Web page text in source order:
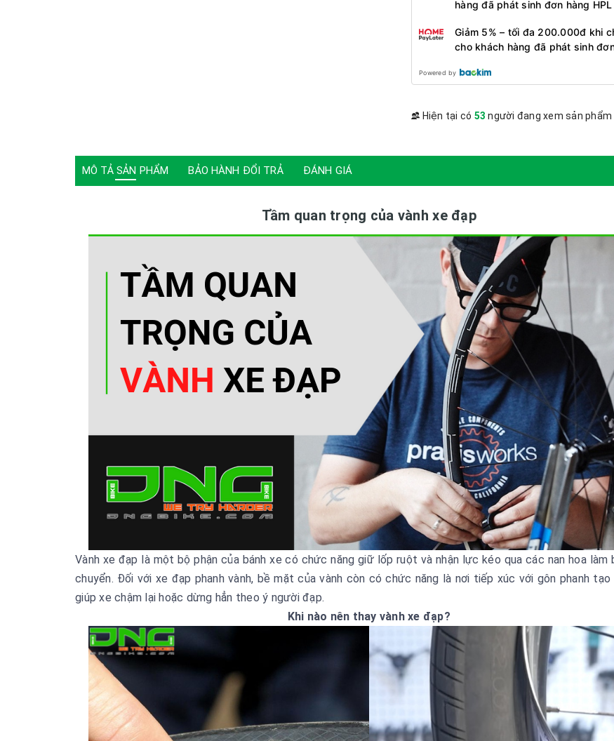
hàng đã phát sinh đơn hàng HPL
Giảm 5% – tối đa 200.000đ khi
cho khách hàng đã phát sinh
Powered by
Hiện tại có 53 người đang xem sản phẩm
MÔ TẢ SẢN PHẨM BẢO HÀNH ĐỔI TRẢ ĐÁNH GIÁ
Tầm quan trọng của vành xe đạp
Vành xe đạp là một bộ phận của bánh xe có chức năng giữ lốp ruột và nhận lực kéo qua các nan hoa làm
chuyển. Đối với xe đạp phanh vành, bề mặt của vành còn có chức năng là nơi tiếp xúc với gôn phanh tạo
giúp xe chậm lại hoặc dừng hẳn theo ý người đạp.
Khi nào nên thay vành xe đạp?